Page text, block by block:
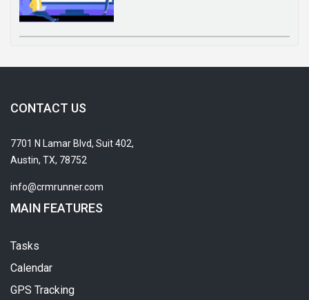
CONTACT US
7701 N Lamar Blvd, Suit 402,
Austin, TX, 78752
info@crmrunner.com
MAIN FEATURES
Tasks
Calendar
GPS Tracking